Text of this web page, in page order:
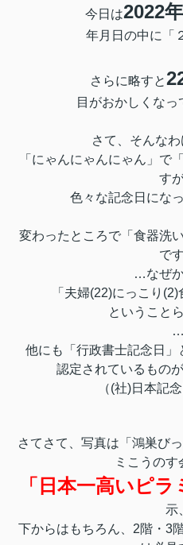
今日は2022
年月日の中に「
さらに略すと
目がおかしくなっ
さて、そんな
「にゃんにゃんにゃん」で
すが
色々な記念日にな
変わったところで「食器洗
です
…なぜか
「夫婦(22)にっこり
ということ
…
他にも「行政書士記念日
認定されているもの
（(社)日本記
さてさて、写真は「鴻巣び
ミこうのす
「日本一高いピラ
示
下からはもちろん、2階・3